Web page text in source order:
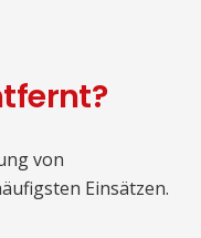
von
Einsätzen.